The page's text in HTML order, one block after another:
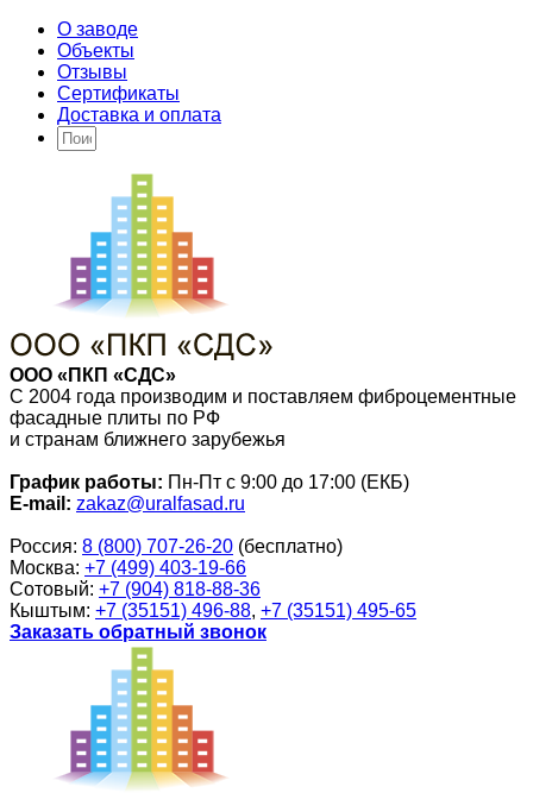
О заводе
Объекты
Отзывы
Сертификаты
Доставка и оплата
ООО «ПКП «СДС»
С 2004 года производим и поставляем фиброцементные
фасадные плиты по РФ
и странам ближнего зарубежья
График работы: Пн-Пт с 9:00 до 17:00 (ЕКБ)
E-mail: zakaz@uralfasad.ru
Россия: 8 (800) 707-26-20 (бесплатно)
Москва: +7 (499) 403-19-66
Сотовый: +7 (904) 818-88-36
Кыштым: +7 (35151) 496-88, +7 (35151) 495-65
Заказать обратный звонок